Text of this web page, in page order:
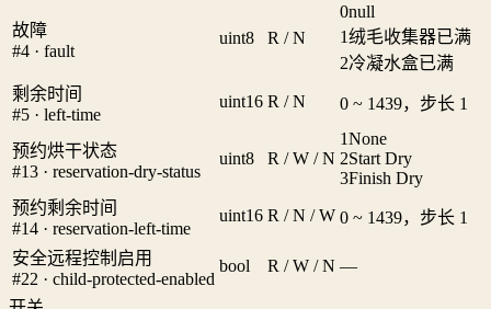
故障
#4 · fault
uint8 R / N
0null
1绒毛收集器已满
2冷凝水盒已满
剩余时间
#5 · left-time
uint16 R / N 0 ~ 1439，步长 1
预约烘干状态
#13 · reservation-dry-status
uint8 R / W / N
1None
2Start Dry
3Finish Dry
预约剩余时间
#14 · reservation-left-time
uint16 R / N / W 0 ~ 1439，步长 1
安全远程控制启用
#22 · child-protected-enabled
bool R / W / N —